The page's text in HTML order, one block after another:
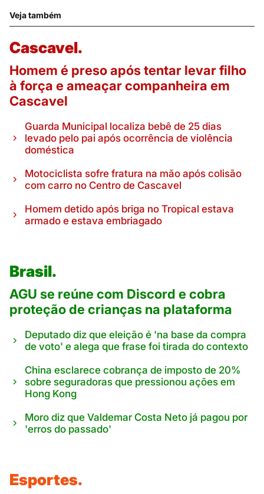
Veja também
Cascavel.
Homem é preso após tentar levar filho
à força e ameaçar companheira em
Cascavel
Guarda Municipal localiza bebê de 25 dias
levado pelo pai após ocorrência de violência
doméstica
Motociclista sofre fratura na mão após colisão
com carro no Centro de Cascavel
Homem detido após briga no Tropical estava
armado e estava embriagado
Brasil.
AGU se reúne com Discord e cobra
proteção de crianças na plataforma
Deputado diz que eleição é 'na base da compra
de voto' e alega que frase foi tirada do contexto
China esclarece cobrança de imposto de 20%
sobre seguradoras que pressionou ações em
Hong Kong
Moro diz que Valdemar Costa Neto já pagou por
'erros do passado'
Esportes.